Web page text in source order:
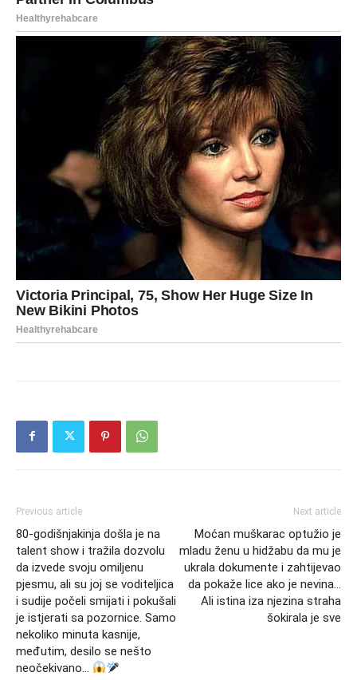
Previous article
80-godišnjakinja došla je na
talent show i tražila dozvolu
da izvede svoju omiljenu
pjesmu, ali su joj se voditeljica
i sudije počeli smijati i pokušali
je istjerati sa pozornice. Samo
nekoliko minuta kasnije,
međutim, desilo se nešto
neočekivano…
Next article
Moćan muškarac optužio je
mladu ženu u hidžabu da mu je
ukrala dokumente i zahtijevao
da pokaže lice ako je nevina…
Ali istina iza njezina straha
šokirala je sve